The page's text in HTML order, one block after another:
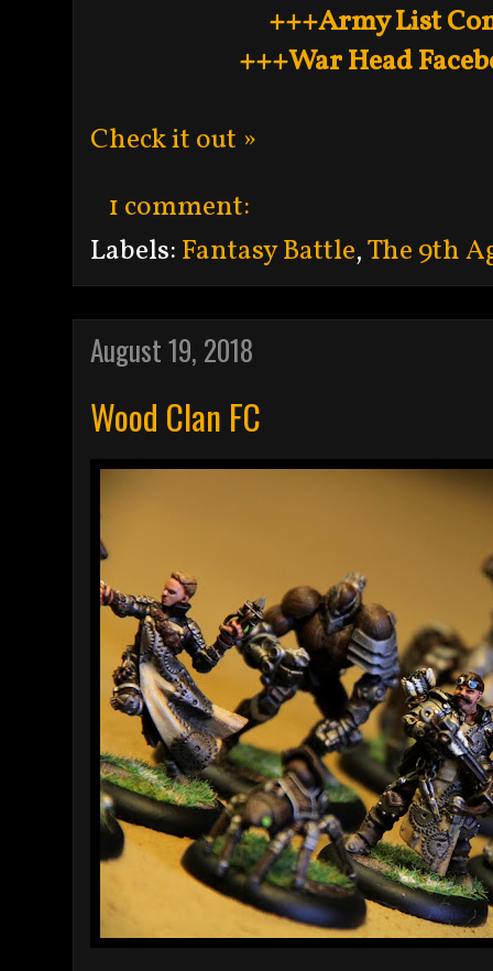
+++Army List
+++War Head
Check it out »
1 comment:
Labels: Fantasy Battle,The 9th
August 19, 2018
Wood Clan FC